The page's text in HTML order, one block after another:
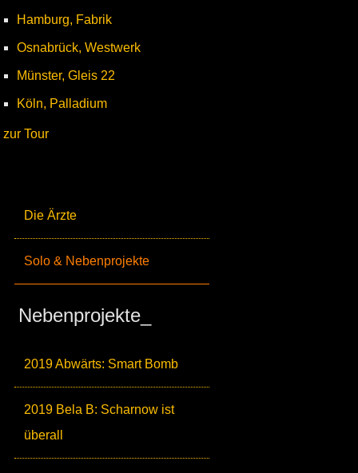
Die Ärzte
Solo & Nebenprojekte
Nebenprojekte_
2019 Abwärts: Smart Bomb
2019 Bela B: Scharnow ist
überall
Hamburg, Fabrik
Osnabrück, Westwerk
Münster, Gleis 22
Köln, Palladium
zur Tour